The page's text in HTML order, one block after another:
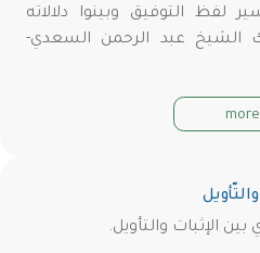
لفظ التوفيق وبينوا دلالاته
الشيخ عبد الرحمن السعدي-
more
بين الإثبات والتأويل.